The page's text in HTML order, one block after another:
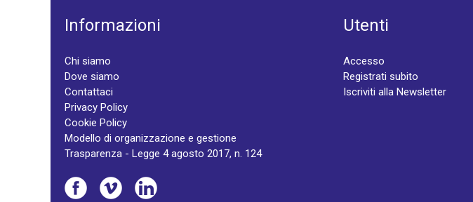
Informazioni
Chi siamo
Dove siamo
Contattaci
Privacy Policy
Cookie Policy
Modello di organizzazione e gestione
Trasparenza - Legge 4 agosto 2017, n. 124
Utenti
Accesso
Registrati subito
Iscriviti alla Newsletter